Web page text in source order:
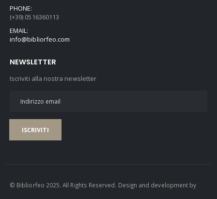
PHONE:
(+39) 0516360113
EMAIL:
info@bibliorfeo.com
NEWSLETTER
Iscriviti alla nostra newsletter
ISCRIVITI
© Bibliorfeo 2025. All Rights Reserved. Design and development by